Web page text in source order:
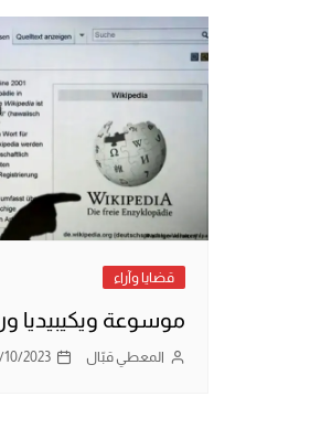
قضايا وآراء
موسوعة ويكيبيديا
المعطي قبّال 10/2023